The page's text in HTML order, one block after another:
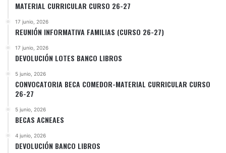
MATERIAL CURRICULAR CURSO 26-27
17 junio, 2026
REUNIÓN INFORMATIVA FAMILIAS (CURSO 26-27)
17 junio, 2026
DEVOLUCIÓN LOTES BANCO LIBROS
5 junio, 2026
CONVOCATORIA BECA COMEDOR-MATERIAL CURRICULAR CURSO
26-27
5 junio, 2026
BECAS ACNEAES
4 junio, 2026
DEVOLUCIÓN BANCO LIBROS